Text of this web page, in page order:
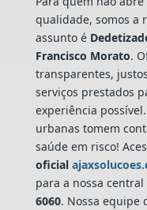
qualidade, somos a
assunto é
Francisco Morato.
transparentes,
serviços prestados
experiência
urbanas tomem
saúde em risco!
oficial
para a nossa
6060. Nossa equipe